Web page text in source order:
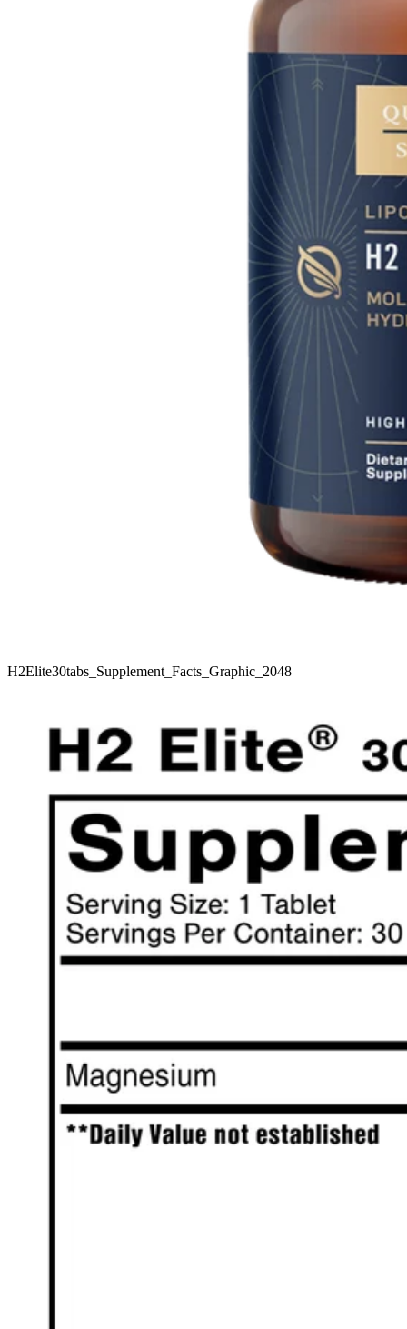
H2Elite30tabs_Supplement_Facts_Graphic_2048